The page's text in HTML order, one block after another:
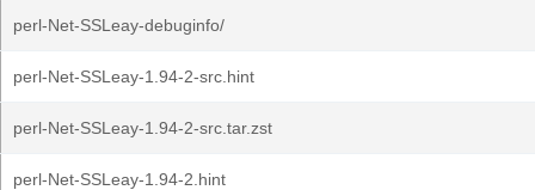
perl-Net-SSLeay-debuginfo/
perl-Net-SSLeay-1.94-2-src.hint
perl-Net-SSLeay-1.94-2-src.tar.zst
perl-Net-SSLeay-1.94-2.hint